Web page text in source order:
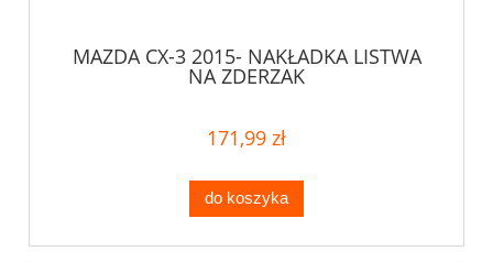
MAZDA CX-3 2015- NAKŁADKA LISTWA
NA ZDERZAK
171,99 zł
do koszyka